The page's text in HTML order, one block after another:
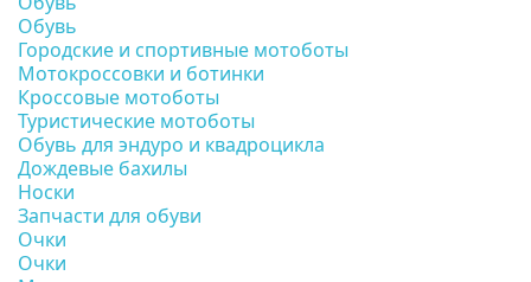
Обувь
Городские и спортивные мотоботы
Мотокроссовки и ботинки
Кроссовые мотоботы
Туристические мотоботы
Обувь для эндуро и квадроцикла
Дождевые бахилы
Носки
Запчасти для обуви
Очки
Очки